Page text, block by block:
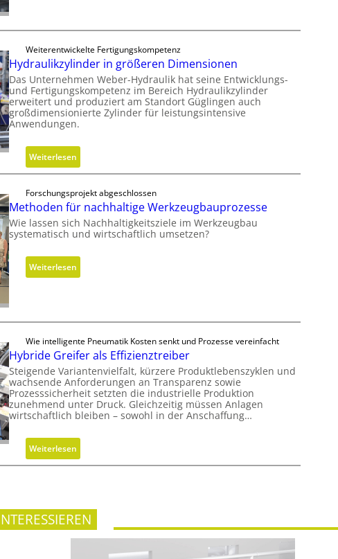
d
i
e
n
k
n
u
f
i
t
s
e
c
h
i
h
e
i
t
s
r
a
l
o
r
M
V
O
-
C
h
e
c
k
Weiterentwickelte Fertigungskompetenz
Hydraulikzylinder in größeren Dimensionen
Das Unternehmen Weber-Hydraulik hat seine Entwicklungs-
und Fertigungskompetenz im Bereich Hydraulikzylinder
erweitert und produziert am Standort Güglingen auch
großdimensionierte Zylinder für leistungsintensive
Anwendungen.
Weiterlesen:
H
d
r
a
l
i
i
n
d
e
r
i
g
r
r
Forschungsprojekt abgeschlossen
Methoden für nachhaltige Werkzeugbauprozesse
Wie lassen sich Nachhaltigkeitsziele im Werkzeugbau
systematisch und wirtschaftlich umsetzen?
Weiterlesen:
M
h
o
d
e
n
f
ü
n
a
c
a
l
Wie intelligente Pneumatik Kosten senkt und Prozesse vereinfacht
Hybride Greifer als Effizienztreiber
Steigende Variantenvielfalt, kürzere Produktlebenszyklen und
wachsende Anforderungen an Transparenz sowie
Prozesssicherheit setzten die industrielle Produktion
zunehmend unter Druck. Gleichzeitig müssen Anlagen
wirtschaftlich bleiben – sowohl in der Anschaffung…
Weiterlesen:
H
r
i
d